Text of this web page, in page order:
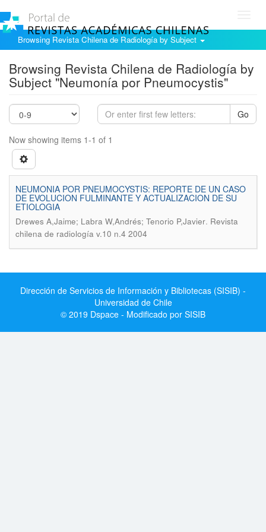
Browsing Revista Chilena de Radiología by Subject
Browsing Revista Chilena de Radiología by
Subject "Neumonía por Pneumocystis"
Go
Now showing items 1-1 of 1
NEUMONIA POR PNEUMOCYSTIS: REPORTE DE UN CASO
DE EVOLUCION FULMINANTE Y ACTUALIZACION DE SU
ETIOLOGIA
Drewes A,Jaime; Labra W,Andrés; Tenorio P,Javier. Revista
chilena de radiología v.10 n.4 2004
Dirección de Servicios de Información y Bibliotecas (SISIB) -
Universidad de Chile
© 2019 Dspace - Modificado por SISIB